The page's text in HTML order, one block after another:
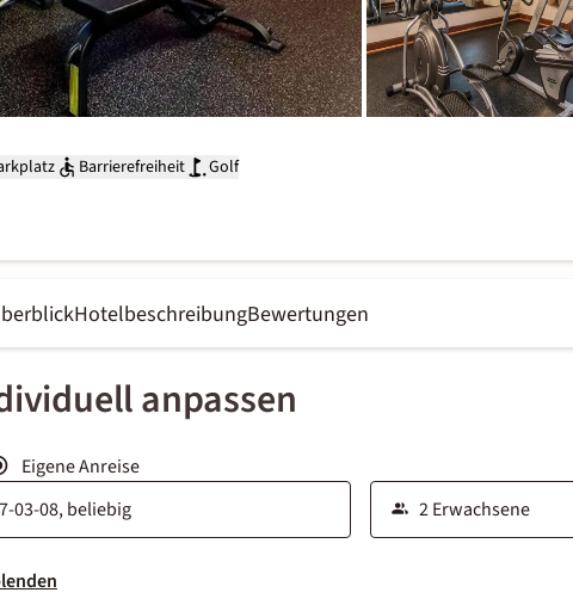
Barrierefreiheit Golf
HotelbeschreibungBewertungen
anpassen
Eigene Anreise